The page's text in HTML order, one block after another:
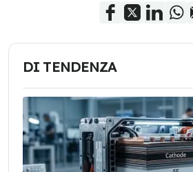
DI TENDENZA